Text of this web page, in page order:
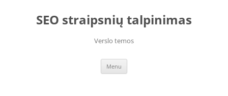
contentSEO straipsnių talpinimas
Verslo temos
Menu